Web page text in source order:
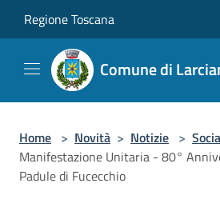
Regione Toscana
Comune di
Home > Novità > Notizie >
Manifestazione Unitaria - 80°
Padule di Fucecchio